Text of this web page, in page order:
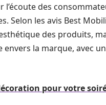
l’écoute des
Selon les avis Best
des produits,
la marque, avec
pour votre